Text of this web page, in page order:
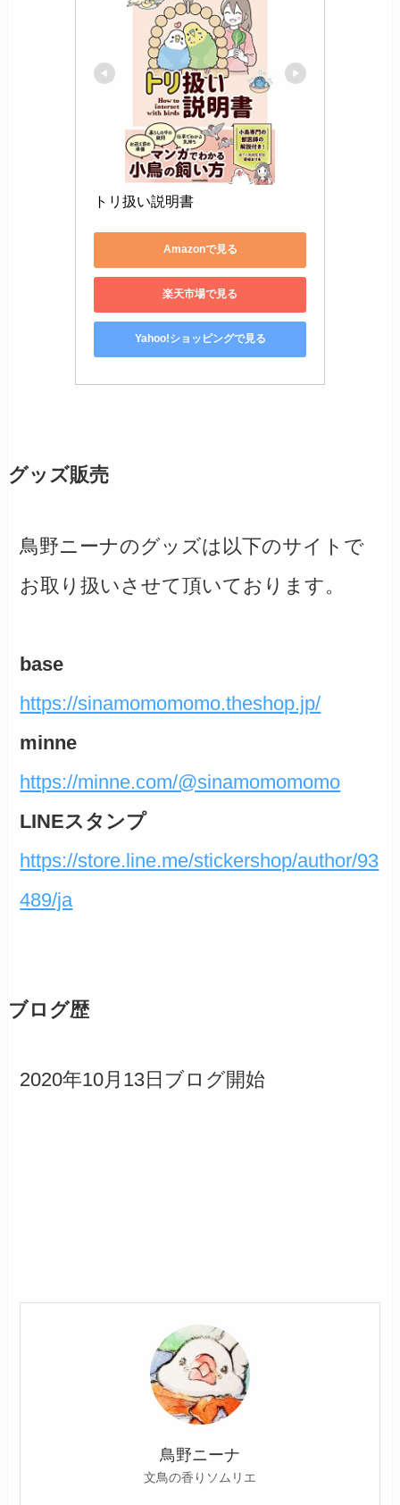
トリ扱い説明書
Amazonで見る
楽天市場で見る
Yahoo!ショッピングで見る
グッズ販売
鳥野ニーナのグッズは以下のサイトで
お取り扱いさせて頂いております。
base
https://sinamomomomo.theshop.jp/
minne
https://minne.com/@sinamomomomo
LINEスタンプ
https://store.line.me/stickershop/author/93
489/ja
ブログ歴
2020年10月13日ブログ開始
鳥野ニーナ
文鳥の香りソムリエ